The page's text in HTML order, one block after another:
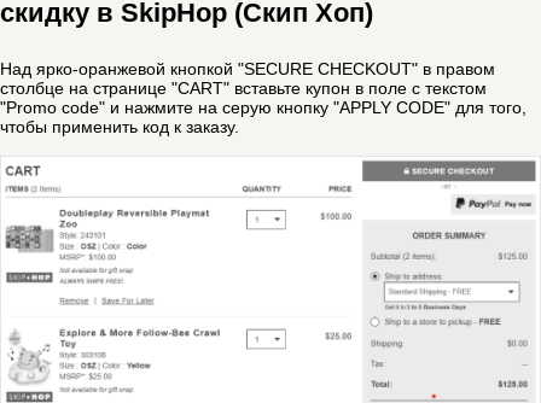
скидку в SkipHop (Скип Хоп)
Над ярко-оранжевой кнопкой "SECURE CHECKOUT" в правом
столбце на странице "CART" вставьте купон в поле с текстом
"Promo code" и нажмите на серую кнопку "APPLY CODE" для того,
чтобы применить код к заказу.